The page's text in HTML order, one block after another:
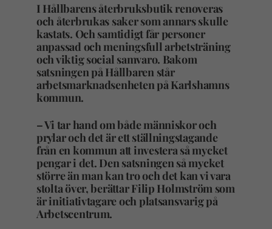
I Hållbarens återbruksbutik renoveras
och återbrukas saker som annars skulle
kastats. Och samtidigt får personer
anpassad och meningsfull arbetsträning
och viktig social samvaro. Bakom
satsningen på Hållbaren står
arbetsmarknadsenheten på Karlshamns
kommun.
– Vi tar hand om både människor och
prylar och det är ett ställningstagande
från en kommun att investera så mycket
pengar i det. Den satsningen så mycket
större än man kan tro och det kan vi vara
stolta över, berättar Filip Holmström som
är initiativtagare och platsansvarig på
Arbetscentrum.